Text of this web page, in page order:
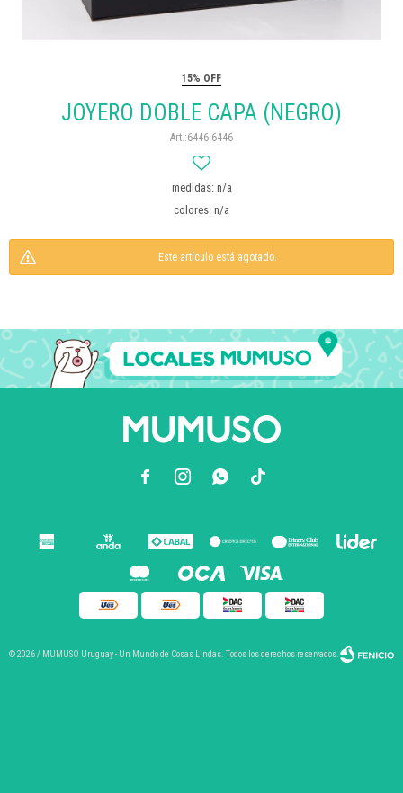
15% OFF
JOYERO DOBLE CAPA (NEGRO)
6446-6446
medidas: n/a
colores: n/a
Este artículo está agotado.
  
© 2026 / MUMUSO Uruguay - Un Mundo de Cosas Lindas. Todos los derechos reservados.